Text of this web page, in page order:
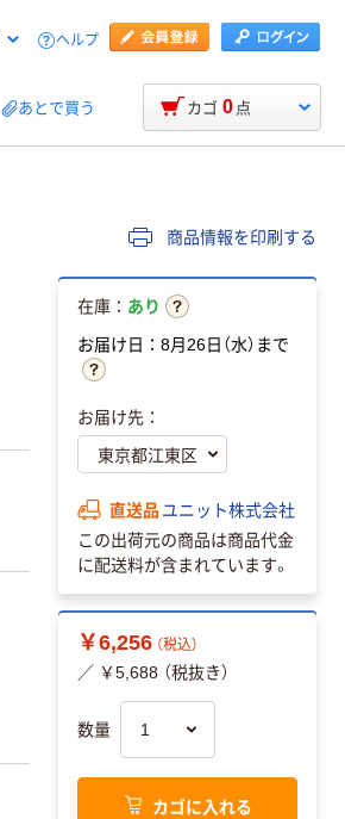
ヘルプ
あとで買う カゴ 0 点
商品情報を印刷する
在庫： あり
お届け日：8月26日（水）まで
お届け先：
直送品 ユニット株式会社
この出荷元の商品は商品代金
に配送料が含まれています。
￥6,256 （税込）
／ ￥5,688 （税抜き）
数量
カゴに入れる